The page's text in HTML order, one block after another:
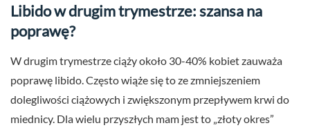
Libido w drugim trymestrze: szansa na
poprawę?
W drugim trymestrze ciąży około 30-40% kobiet zauważa
poprawę libido. Często wiąże się to ze zmniejszeniem
dolegliwości ciążowych i zwiększonym przepływem krwi do
miednicy. Dla wielu przyszłych mam jest to „złoty okres”